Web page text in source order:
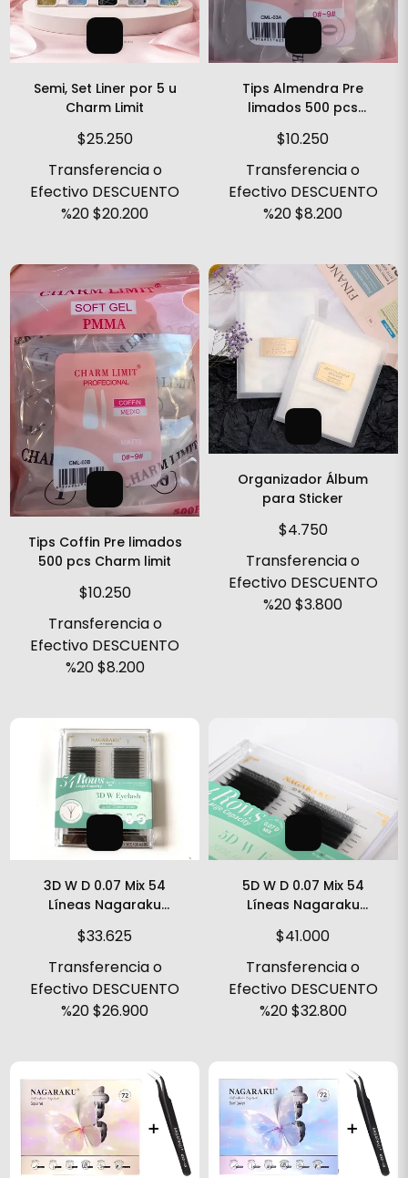
Semi, Set Liner por 5 u
Charm Limit
$25.250
Transferencia o
Efectivo DESCUENTO
%20$20.200
Tips Almendra Pre
limados 500 pcs
$10.250
Transferencia o
Efectivo DESCUENTO
%20$8.200
Tips Coffin Pre limados
500 pcs Charm limit
$10.250
Transferencia o
Efectivo DESCUENTO
%20$8.200
Organizador Álbum
para Sticker
$4.750
Transferencia o
Efectivo DESCUENTO
%20$3.800
3D W D 0.07 Mix 54
Líneas Nagaraku
Tecnológicas
$33.625
Transferencia o
Efectivo DESCUENTO
%20$26.900
5D W D 0.07 Mix 54
Líneas Nagaraku
Tecnológicas
$41.000
Transferencia o
Efectivo DESCUENTO
%20$32.800